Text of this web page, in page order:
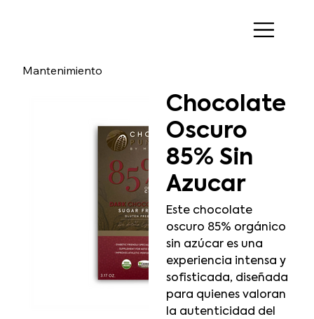
Mantenimiento
Chocolate
Oscuro
85% Sin
Azucar
Este chocolate
oscuro 85% orgánico
sin azúcar es una
experiencia intensa y
sofisticada, diseñada
para quienes valoran
la autenticidad del